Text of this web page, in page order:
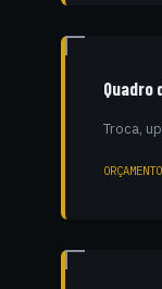
Quadro
Troca,